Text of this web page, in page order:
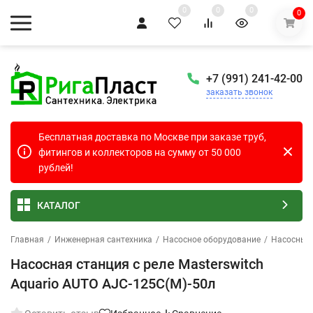
0 0 0 0
+7 (991) 241-42-00
заказать звонок
Бесплатная доставка по Москве при заказе труб,
фитингов и коллекторов на сумму от 50 000
рублей!
КАТАЛОГ
Главная / Инженерная сантехника / Насосное оборудование / Насосные
Насосная станция с реле Masterswitch
Aquario AUTO AJC-125C(M)-50л